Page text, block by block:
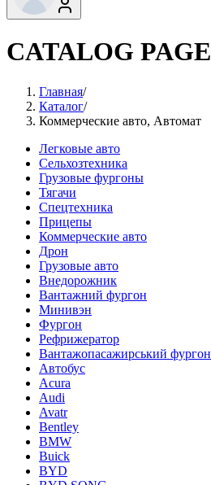
CATALOG PAGE
Главная/
Каталог/
Коммерческие авто, Автомат
Легковые авто
Сельхозтехника
Грузовые фургоны
Тягачи
Спецтехника
Прицепы
Коммерческие авто
Дрон
Грузовые авто
Внедорожник
Вантажний фургон
Минивэн
Фургон
Рефрижератор
Вантажопасажирський фургон
Автобус
Acura
Audi
Avatr
Bentley
BMW
Buick
BYD